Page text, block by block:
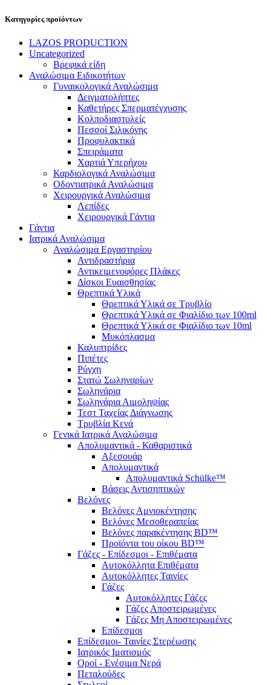
Κατηγορίες προϊόντων
LAZOS PRODUCTION
Uncategorized
Βρεφικά είδη
Αναλώσιμα Ειδικοτήτων
Γυναικολογικά Αναλώσιμα
Δειγματολήπτες
Καθετήρες Σπερματέγχυσης
Κολποδιαστολείς
Πεσσοί Σιλικόνης
Προφυλακτικά
Σπειράματα
Χαρτιά Υπερήχου
Καρδιολογικά Αναλώσιμα
Οδοντιατρικά Αναλώσιμα
Χειρουργικά Αναλώσιμα
Λεπίδες
Χειρουργικά Γάντια
Γάντια
Ιατρικά Αναλώσιμα
Αναλώσιμα Εργαστηρίου
Αντιδραστήρια
Αντικειμενοφόρες Πλάκες
Δίσκοι Ευαισθησίας
Θρεπτικά Υλικά
Θρεπτικά Υλικά σε Τρυβλίο
Θρεπτικά Υλικά σε Φιαλίδιο των 100ml
Θρεπτικά Υλικά σε Φιαλίδιο των 10ml
Μυκόπλασμα
Καλυπτρίδες
Πιπέτες
Ρύγχη
Στατώ Σωληναρίων
Σωληνάρια
Σωληνάρια Αιμοληψίας
Τεστ Ταχείας Διάγνωσης
Τρυβλία Κενά
Γενικά Ιατρικά Αναλώσιμα
Απολυμαντικά - Καθαριστικά
Αξεσουάρ
Απολυμαντικά
Απολυμαντικά Schülke™
Βάσεις Αντισηπτικών
Βελόνες
Βελόνες Αμνιοκέντησης
Βελόνες Μεσοθεραπείας
Βελόνες παρακέντησης BD™
Προϊόντα του οίκου BD™
Γάζες - Επίδεσμοι - Επιθέματα
Αυτοκόλλητα Επιθέματα
Αυτοκόλλητες Ταινίες
Γάζες
Αυτοκόλλητες Γάζες
Γάζες Αποστειρωμένες
Γάζες Μη Αποστειρωμένες
Επίδεσμοι
Επίδεσμοι- Ταινίες Στερέωσης
Ιατρικός Ιματισμός
Οροί - Ενέσιμα Νερά
Πεταλούδες